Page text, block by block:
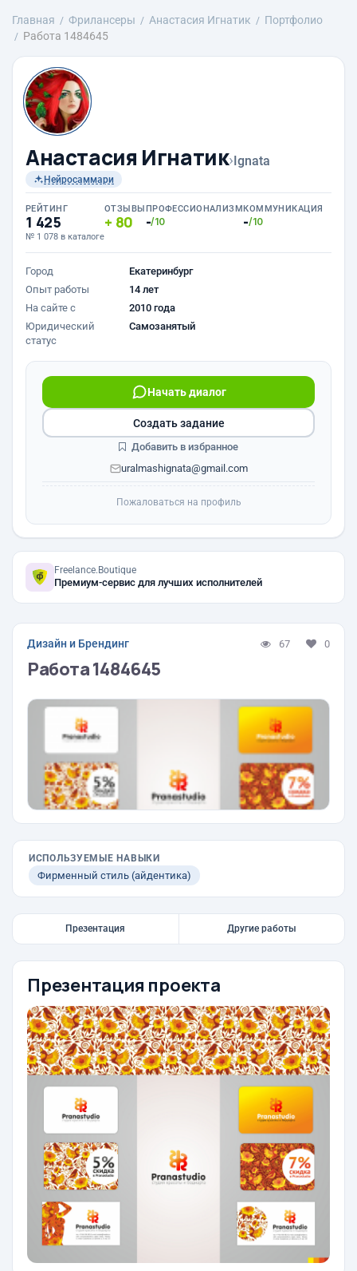
Главная Фрилансеры Анастасия Игнатик
Портфолио
Работа 1484645
Анастасия Игнатик›Ignata
Нейросаммари
РЕЙТИНГ
1 425
№ 1 078 в каталоге
ОТЗЫВЫ
80
ПРОФЕССИОНАЛИЗМ
-/10
КОММУНИКАЦИЯ
-/10
Город
Екатеринбург
Опыт работы
14 лет
На сайте с
2010 года
Юридический
статус
Самозанятый
Начать диалог
uralmashignata@gmail.com
Создать задание
Добавить в избранное
Пожаловаться на профиль
Freelance.Boutique
Премиум-сервис для лучших исполнителей
Дизайн и Брендинг 67 0
Работа 1484645
ИСПОЛЬЗУЕМЫЕ НАВЫКИ
Фирменный стиль (айдентика)
Презентация Другие работы
Презентация проекта